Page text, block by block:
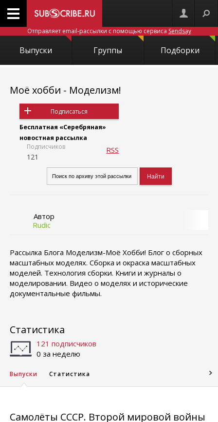
Отправляет email-рассылки с помощью сервиса Sendsay
Выпуски Группы Подборки
Моё хобби - Моделизм!
Подписаться
Бесплатная «Серебряная»
новостная рассылка
Подписчиков
121
RSS
Автор
Rudic
Рассылка Блога Моделизм-Моё Хобби! Блог о сборных
масштабных моделях. Сборка и окраска масштабных
моделей. Технология сборки. Книги и журналы о
моделировании. Видео о моделях и исторические
документальные фильмы.
Статистика
121 подписчиков
0 за неделю
Выпуски Статистика
Самолёты СССР. Второй мировой войны